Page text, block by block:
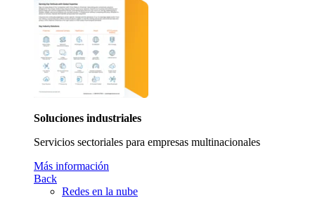
Soluciones industriales
Servicios sectoriales para empresas multinacionales
Más información
Back
Redes en la nube